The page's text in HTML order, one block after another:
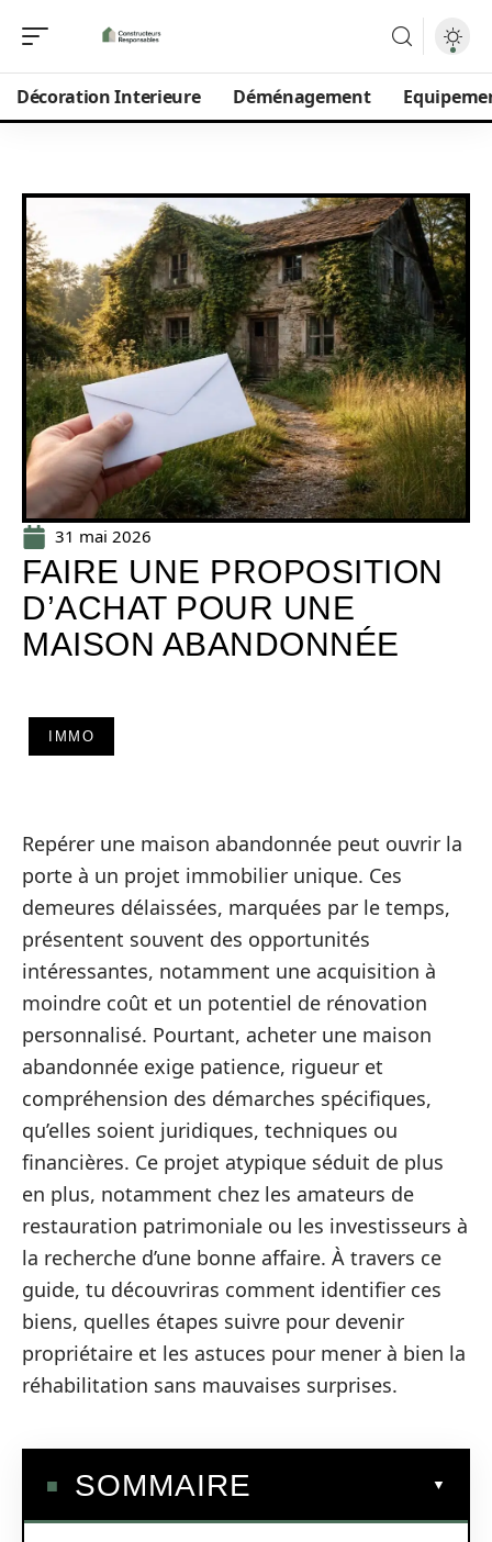
Décoration Interieure Déménagement
31 mai 2026
FAIRE UNE PROPOSITION
D’ACHAT POUR UNE
MAISON ABANDONNÉE
IMMO
Repérer une maison abandonnée peut ouvrir la
porte à un projet immobilier unique. Ces
demeures délaissées, marquées par le temps,
présentent souvent des opportunités
intéressantes, notamment une acquisition à
moindre coût et un potentiel de rénovation
personnalisé. Pourtant, acheter une maison
abandonnée exige patience, rigueur et
compréhension des démarches spécifiques,
qu’elles soient juridiques, techniques ou
financières. Ce projet atypique séduit de plus
en plus, notamment chez les amateurs de
restauration patrimoniale ou les investisseurs à
la recherche d’une bonne affaire. À travers ce
guide, tu découvriras comment identifier ces
biens, quelles étapes suivre pour devenir
propriétaire et les astuces pour mener à bien la
réhabilitation sans mauvaises surprises.
SOMMAIRE